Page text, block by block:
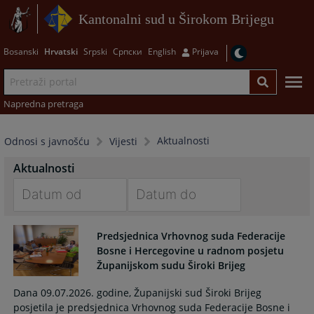
Kantonalni sud u Širokom Brijegu
Bosanski Hrvatski Srpski Српски English Prijava
Napredna pretraga
Odnosi s javnošću Vijesti Aktualnosti
Aktualnosti
forward
to
interact
with
the
calendar
forward
to
interact
the
calendar
Predsjednica Vrhovnog suda Federacije
Bosne i Hercegovine u radnom posjetu
Županijskom sudu Široki Brijeg
Dana 09.07.2026. godine, Županijski sud Široki Brijeg
posjetila je predsjednica Vrhovnog suda Federacije Bosne i